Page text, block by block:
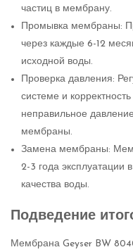
частиц в мембрану.
Промывка мембраны:
через каждые 6-12
исходной воды.
Проверка давления:
системе и
неправильное
мембраны.
Замена мембраны:
2-3 года эксплуатации
качества воды.
Подведение
Мембрана Geyser BW